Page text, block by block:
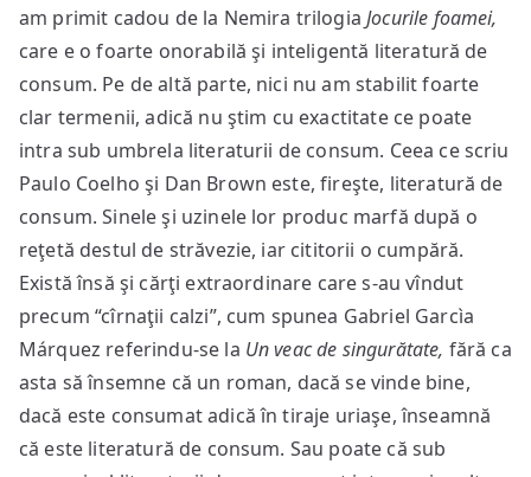
am primit cadou de la Nemira trilogiaJocurile foamei,
care e o foarte onorabilă şi inteligentă literatură de
consum. Pe de altă parte, nici nu am stabilit foarte
clar termenii, adică nu ştim cu exactitate ce poate
intra sub umbrela literaturii de consum. Ceea ce scriu
Paulo Coelho şi Dan Brown este, fireşte, literatură de
consum. Sinele şi uzinele lor produc marfă după o
reţetă destul de străvezie, iar cititorii o cumpără.
Există însă şi cărţi extraordinare care s-au vîndut
precum “cîrnaţii calzi”, cum spunea Gabriel Garcìa
Márquez referindu-se la Un veac de singurătate, fără ca
asta să însemne că un roman, dacă se vinde bine,
dacă este consumat adică în tiraje uriaşe, înseamnă
că este literatură de consum. Sau poate că sub